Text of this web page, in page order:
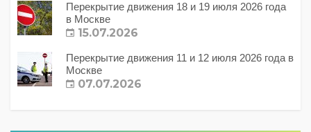
Перекрытие движения 18 и 19 июля 2026 года
в Москве
15.07.2026
Перекрытие движения 11 и 12 июля 2026 года в
Москве
07.07.2026